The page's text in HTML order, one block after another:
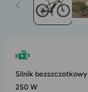
modalnym
Silnik bezszczotkowy
250 W